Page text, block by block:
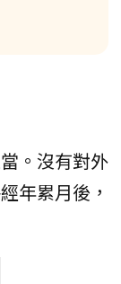
。沒有對外
年累月後，